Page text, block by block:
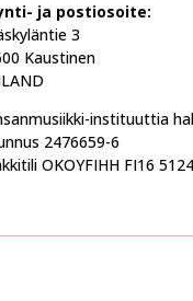
ja postiosoite:
3
Kaustinen
instituuttia
2476659-6
OKOYFIHH FI16